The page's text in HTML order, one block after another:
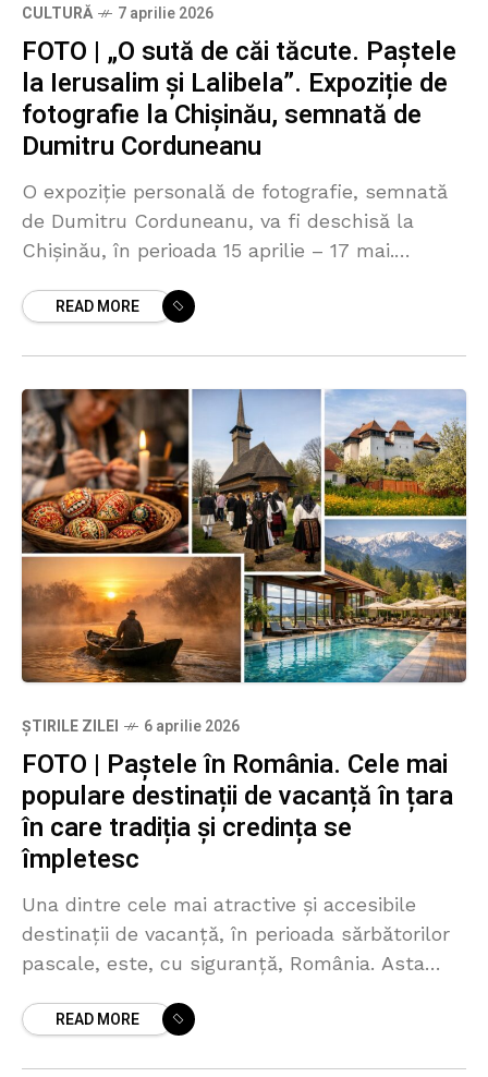
CULTURĂ 7 aprilie 2026
FOTO | „O sută de căi tăcute. Paștele
la Ierusalim și Lalibela”. Expoziție de
fotografie la Chișinău, semnată de
Dumitru Corduneanu
O expoziție personală de fotografie, semnată
de Dumitru Corduneanu, va fi deschisă la
Chișinău, în perioada 15 aprilie – 17 mai.
tăcute. Paștele
READ MORE
ȘTIRILE ZILEI 6 aprilie 2026
FOTO | Paștele în România. Cele mai
populare destinații de vacanță în țara
în care tradiția și credința se
împletesc
Una dintre cele mai atractive și accesibile
destinații de vacanță, în perioada sărbătorilor
pascale, este, cu siguranță, România. Asta
simulată, peisaje de poveste, dar
READ MORE